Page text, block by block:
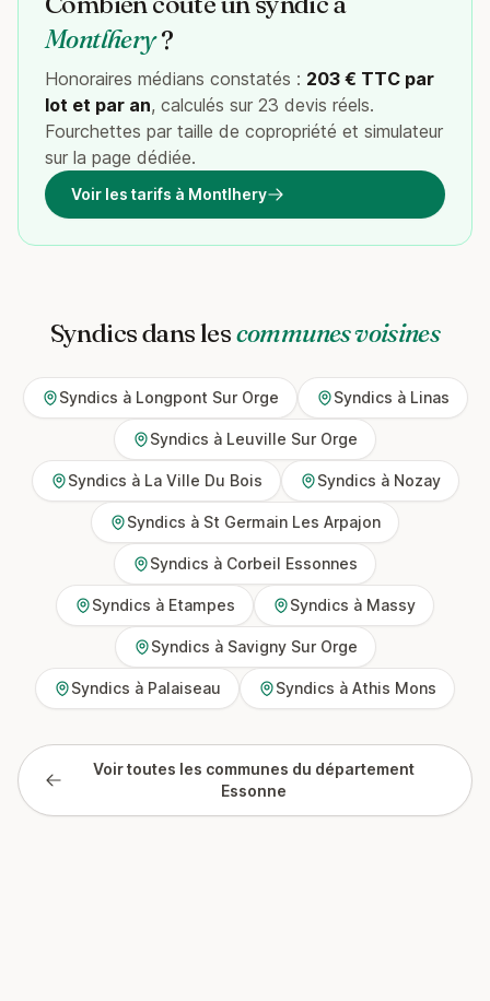
Montlhery?
Honoraires médians constatés : 203 € TTC par
lot et par an, calculés sur 23 devis réels.
Fourchettes par taille de copropriété et simulateur
sur la page dédiée.
Voir les tarifs à Montlhery
Syndics dans lescommunes voisines
Syndics à Longpont Sur Orge Syndics à Linas
Syndics à Leuville Sur Orge
Syndics à La Ville Du Bois Syndics à Nozay
Syndics à St Germain Les Arpajon
Syndics à Corbeil Essonnes
Syndics à Etampes Syndics à Massy
Syndics à Savigny Sur Orge
Syndics à Palaiseau Syndics à Athis Mons
Voir toutes les communes du département
Essonne